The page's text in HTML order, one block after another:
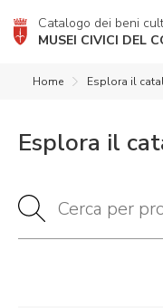
Catalogo dei beni
MUSEI CIVICI DEL
Home Esplora il
Esplora il